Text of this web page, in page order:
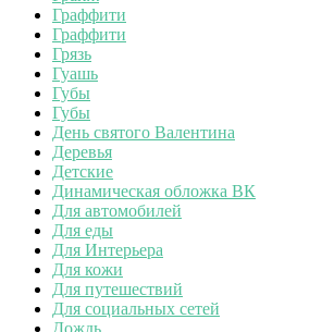
Граффити
Граффити
Грязь
Гуашь
Губы
Губы
День святого Валентина
Деревья
Детские
Динамическая обложка ВК
Для автомобилей
Для еды
Для Интерьера
Для кожи
Для путешествий
Для социальных сетей
Дождь